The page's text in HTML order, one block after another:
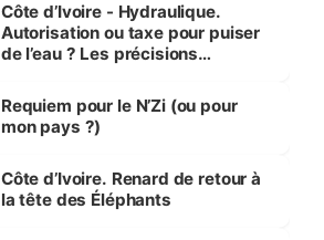
Côte d’Ivoire - Hydraulique.
Autorisation ou taxe pour puiser
de l’eau ? Les précisions
Requiem pour le N’Zi (ou pour
mon pays ?)
Côte d’Ivoire. Renard de retour à
la tête des Éléphants